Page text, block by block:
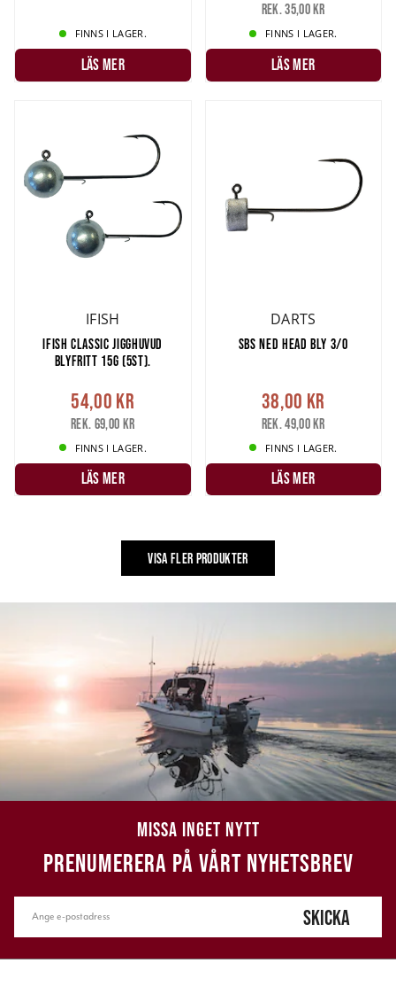
FINNS I LAGER.
LÄS MER
Rek. 35,00 kr
FINNS I LAGER.
LÄS MER
IFISH
IFISH CLASSIC JIGGHUVUD
BLYFRITT 15G (5ST).
54,00 kr
Rek. 69,00 kr
FINNS I LAGER.
LÄS MER
DARTS
SBS NED HEAD BLY 3/0
38,00 kr
Rek. 49,00 kr
FINNS I LAGER.
LÄS MER
VISA FLER PRODUKTER
MISSA INGET NYTT
PRENUMERERA PÅ VÅRT NYHETSBREV
SKICKA